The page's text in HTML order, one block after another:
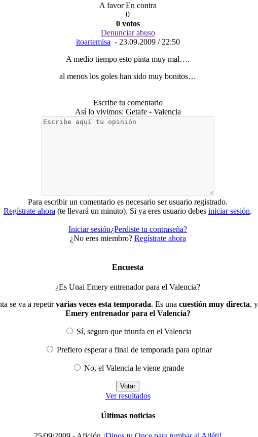
A favor En contra
0
0 votos
Denunciar abuso
itoartemisa - 23.09.2009 / 22:50
A medio tiempo esto pinta muy mal….
al menos los goles han sido muy bonitos…
Escribe tu comentario
Así lo vivimos: Getafe - Valencia
Para escribir un comentario es necesario ser usuario registrado.
Regístrate ahora (te llevará un minuto). Si ya eres usuario debes iniciar sesión.
Iniciar sesión¿Perdiste tu contraseña?
¿No eres miembro? Regístrate ahora
Encuesta
¿Es Unai Emery entrenador para el Valencia?
se va a repetirvarias veces esta temporada. Es una cuestión muy directa,
Emery entrenador para el Valencia?
Sí, seguro que triunfa en el Valencia
Prefiero esperar a final de temporada para opinar
No, el Valencia le viene grande
Ver resultados
Últimas noticias